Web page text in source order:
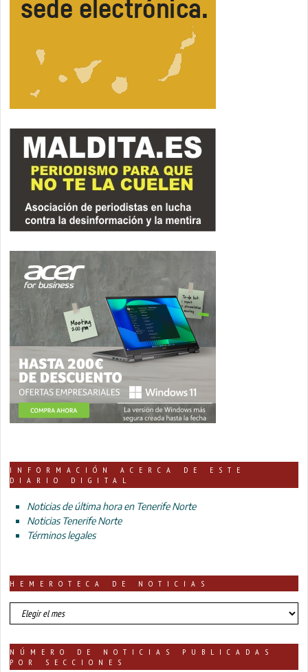
INFORMACIÓN ACERCA DE ESTE
DIARIO DIGITAL
Noticias de última hora en Tenerife Norte
Noticias Tenerife Norte
Términos legales
HEMEROTECA DE NOTICIAS
HEMEROTECA
DE
NÚMERO DE NOTICIAS PUBLICADAS
POR SECCIONES